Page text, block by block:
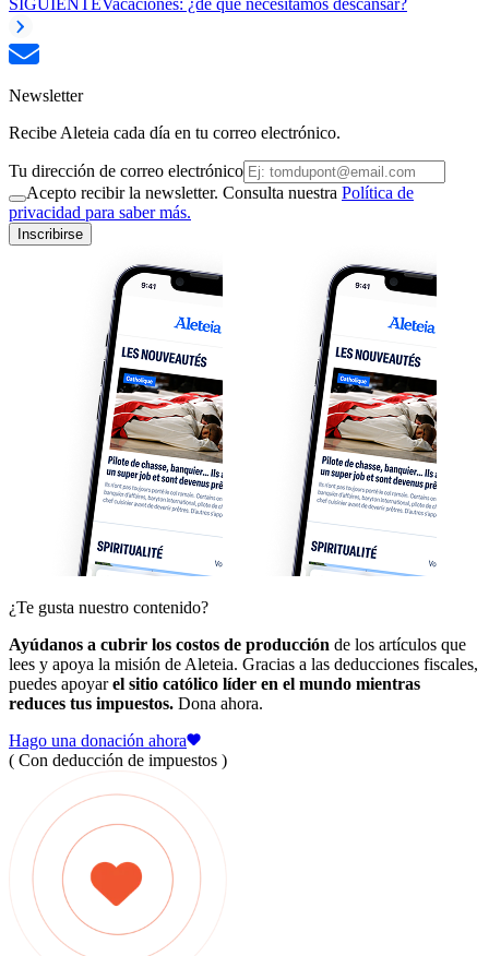
Newsletter
Recibe Aleteia cada día en tu correo electrónico.
Tu dirección de correo electrónico
Acepto recibir la newsletter. Consulta nuestra Política de
privacidad para saber más.
Inscribirse
¿Te gusta nuestro contenido?
Ayúdanos a cubrir los costos de producción de los artículos que
lees y apoya la misión de Aleteia. Gracias a las deducciones fiscales,
puedes apoyarel sitio católico líder en el mundo mientras
reduces tus impuestos. Dona ahora.
Hago una donación ahora
( Con deducción de impuestos )